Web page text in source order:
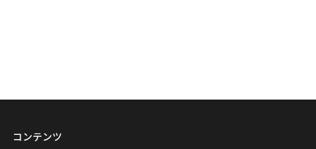
コンテンツ